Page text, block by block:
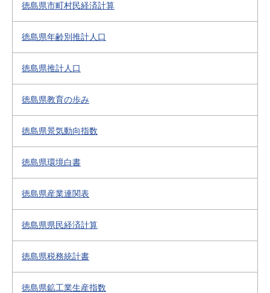
徳島県市町村民経済計算
徳島県年齢別推計人口
徳島県推計人口
徳島県教育の歩み
徳島県景気動向指数
徳島県環境白書
徳島県産業連関表
徳島県県民経済計算
徳島県税務統計書
徳島県鉱工業生産指数